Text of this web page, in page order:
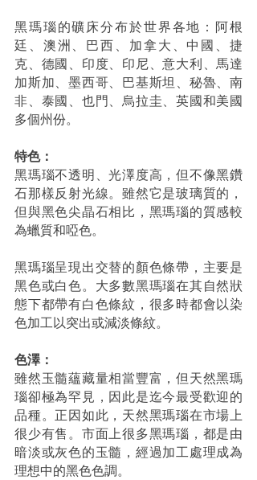
黑瑪瑙的礦床分布於世界各地：阿根
廷、澳洲、巴西、加拿大、中國、捷
克、德國、印度、印尼、意大利、馬達
加斯加、墨西哥、巴基斯坦、秘魯、南
非、泰國、也門、烏拉圭、英國和美國
多個州份。
特色：
黑瑪瑙不透明、光澤度高，但不像黑鑽
石那樣反射光線。雖然它是玻璃質的，
但與黑色尖晶石相比，黑瑪瑙的質感較
為蠟質和啞色。
黑瑪瑙呈現出交替的顏色條帶，主要是
黑色或白色。大多數黑瑪瑙在其自然狀
態下都帶有白色條紋，很多時都會以染
色加工以突出或減淡條紋。
色澤：
雖然玉髓蘊藏量相當豐富，但天然黑瑪
瑙卻極為罕見，因此是迄今最受歡迎的
品種。正因如此，天然黑瑪瑙在市場上
很少有售。市面上很多黑瑪瑙，都是由
暗淡或灰色的玉髓，經過加工處理成為
理想中的黑色色調。